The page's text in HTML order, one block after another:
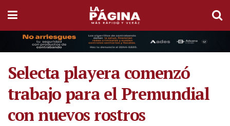
Selecta playera comenzó
trabajo para el Premundial
con nuevos rostros